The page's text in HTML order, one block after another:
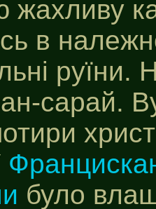
жахливу
в
руїни.
сарай.
було